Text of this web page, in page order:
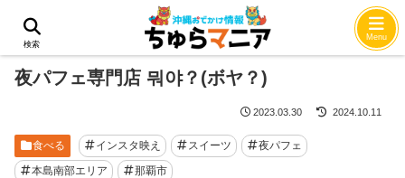
食べる
夜パフェ専門店 뭐야？(ボヤ？)
2023.03.30 2024.10.11
食べる インスタ映え スイーツ
夜パフェ
本島南部エリア
那覇市
検索
Menu